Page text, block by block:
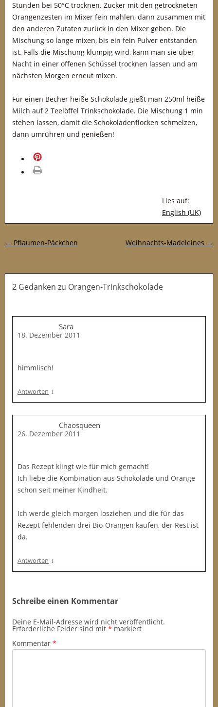
Stunden bei 50°C trocknen. Zucker mit den getrockneten
Orangenzesten im Mixer fein mahlen, dann zusammen mit
den anderen Zutaten zurück in den Mixer geben. Die
Mischung so lange mixen, bis ein fein Pulver entstanden
ist. Falls die Mischung klumpig wird, kann man sie über
Nacht in einer offenen Schüssel trocknen lassen und am
nächsten Morgen erneut mixen.
Für einen Becher heiße Schokolade gießt man 250ml heiße
Milch auf 2 Teelöffel Trinkschokolade. Die Mischung 1 min
stehen lassen, damit die Schokoladenflocken schmelzen,
dann umrühren und genießen!
Lies auf:
English (UK)
Post-Navigation
← Pflaumen-Päckchen Weihnachts-Madeleines →
2 Gedanken zu Orangen-Trinkschokolade
Sara
18. Dezember 2011
himmlisch!
Antworten ↓
Chaosqueen
26. Dezember 2011
Das Rezept klingt wie für mich gemacht!
Ich liebe die Kombination aus Schokolade und Orange
schon seit meiner Kindheit.
Ich werde gleich morgen losziehen und die für das
Rezept fehlenden drei Bio-Orangen kaufen, der Rest ist
da.
Antworten ↓
Schreibe einen Kommentar
Deine E-Mail-Adresse wird nicht veröffentlicht.
Erforderliche Felder sind mit * markiert
Kommentar *